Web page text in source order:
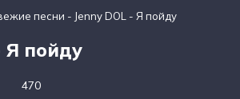
песни - Jenny DOL - Я пойду
Я пойду
470